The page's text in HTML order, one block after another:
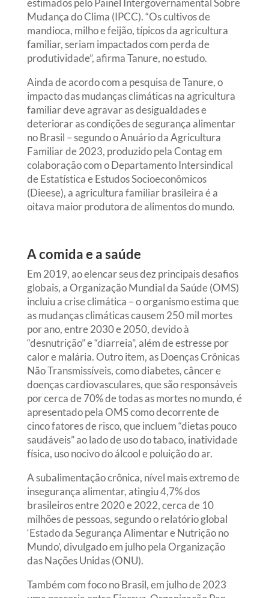
Mudança do Clima (IPCC). “Os cultivos de
mandioca, milho e feijão, típicos da agricultura
familiar, seriam impactados com perda de
produtividade”, afirma Tanure, no estudo.
Ainda de acordo com a pesquisa de Tanure, o
impacto das mudanças climáticas na agricultura
familiar deve agravar as desigualdades e
deteriorar as condições de segurança alimentar
no Brasil – segundo o Anuário da Agricultura
Familiar de 2023, produzido pela Contag em
colaboração com o Departamento Intersindical
de Estatística e Estudos Socioeconômicos
(Dieese), a agricultura familiar brasileira é a
oitava maior produtora de alimentos do mundo.
A comida e a saúde
Em 2019, ao elencar seus dez principais desafios
globais, a Organização Mundial da Saúde (OMS)
incluiu a crise climática – o organismo estima que
as mudanças climáticas causem 250 mil mortes
por ano, entre 2030 e 2050, devido à
“desnutrição” e “diarreia”, além de estresse por
calor e malária. Outro item, as Doenças Crônicas
Não Transmissíveis, como diabetes, câncer e
doenças cardiovasculares, que são responsáveis
por cerca de 70% de todas as mortes no mundo, é
apresentado pela OMS como decorrente de
cinco fatores de risco, que incluem “dietas pouco
saudáveis” ao lado de uso do tabaco, inatividade
física, uso nocivo do álcool e poluição do ar.
A subalimentação crônica, nível mais extremo de
insegurança alimentar, atingiu 4,7% dos
brasileiros entre 2020 e 2022, cerca de 10
milhões de pessoas, segundo o relatório global
‘Estado da Segurança Alimentar e Nutrição no
Mundo’, divulgado em julho pela Organização
das Nações Unidas (ONU).
Também com foco no Brasil, em julho de 2023